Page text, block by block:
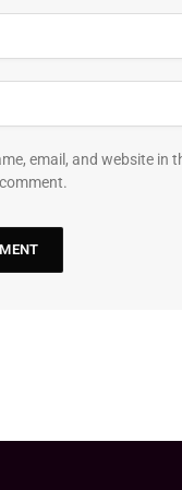
email, and website in